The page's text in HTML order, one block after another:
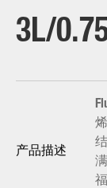
3L
产品描述